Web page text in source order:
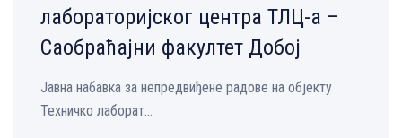
лабораторијског центра ТЛЦ-а –
Саобраћајни факултет Добој
Јавна набавка за непредвиђене радове на објекту
Техничко лаборат...